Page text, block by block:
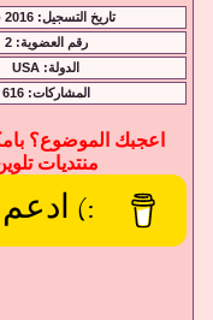
تاريخ التسجيل: Feb 2016
رقم العضوية: 2
الدولة: USA
المشاركات: 616
اعجبك الموضوع؟
منتديات
:)